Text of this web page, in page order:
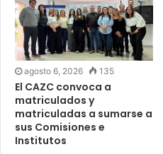
agosto 6, 2026 135
El CAZC convoca a
matriculados y
matriculadas a sumarse a
sus Comisiones e
Institutos